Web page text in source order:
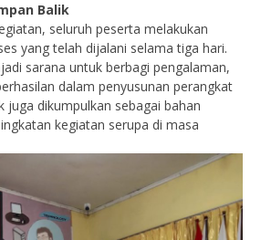
Balik
seluruh peserta melakukan
yang telah dijalani selama tiga hari.
sarana untuk berbagi pengalaman,
dalam penyusunan perangkat
juga dikumpulkan sebagai bahan
kegiatan serupa di masa